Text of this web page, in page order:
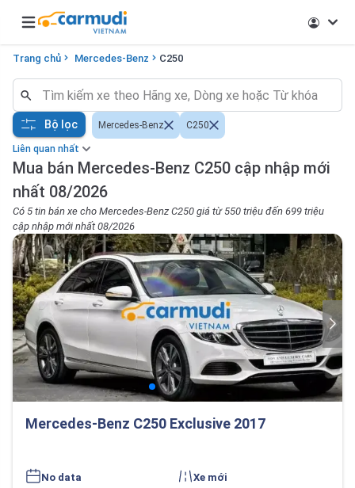
Open main menu
Trang chủ Mercedes-Benz C250
Liên quan nhất
Mua bán Mercedes-Benz C250 cập nhập mới
nhất 08/2026
Có 5 tin bán xe cho Mercedes-Benz C250 giá từ 550 triệu đến 699 triệu
cập nhập mới nhất 08/2026
Bộ lọc Mercedes-Benz C250
Mercedes-Benz C250 Exclusive 2017
No data Xe mới